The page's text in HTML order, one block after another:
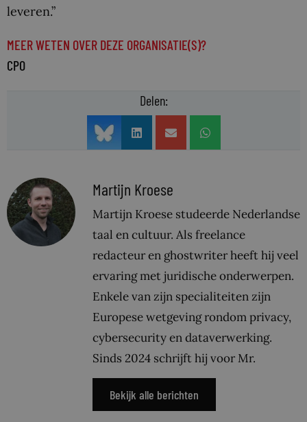
leveren.”
MEER WETEN OVER DEZE ORGANISATIE(S)?
CPO
Delen:
Martijn Kroese
Martijn Kroese studeerde Nederlandse
taal en cultuur. Als freelance
redacteur en ghostwriter heeft hij veel
ervaring met juridische onderwerpen.
Enkele van zijn specialiteiten zijn
Europese wetgeving rondom privacy,
cybersecurity en dataverwerking.
Sinds 2024 schrijft hij voor Mr.
Bekijk alle berichten